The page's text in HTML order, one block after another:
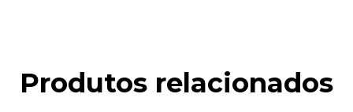
Produtos relacionados